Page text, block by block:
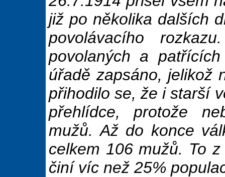
již po několika dalších
povolávacího
povolaných a
úřadě zapsáno, jelikož
přihodilo se, že i starší
přehlídce, protože
mužů. Až do konce
celkem 106 mužů. To
činí víc než 25%